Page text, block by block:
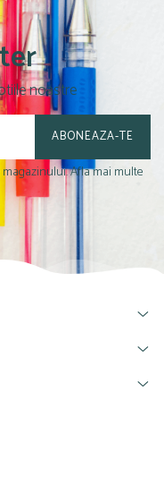
noastre
Afla mai multe